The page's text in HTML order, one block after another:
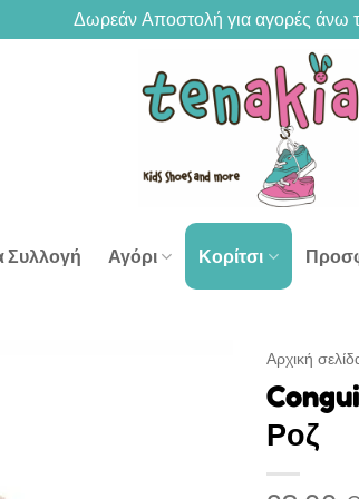
Δωρεάν Αποστολή για αγορές
Συλλογή Αγόρι Κορίτσι
Αρχική
Ροζ